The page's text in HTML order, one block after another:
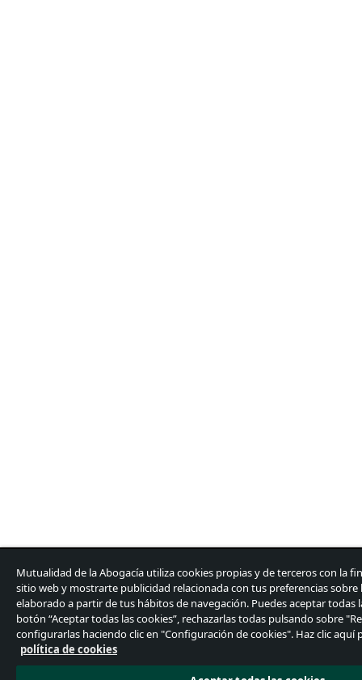
Mutualidad de la Abogacía utiliza cookies propias y de terceros con la
sitio web y mostrarte publicidad relacionada con tus preferencias sobre
elaborado a partir de tus hábitos de navegación. Puedes aceptar todas
botón “Aceptar todas las cookies”, rechazarlas todas pulsando sobre
configurarlas haciendo clic en "Configuración de cookies". Haz clic aquí
política de cookies